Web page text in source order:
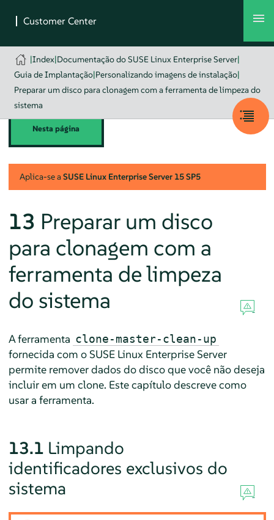
|Index|Documentação do SUSE Linux Enterprise Server|
Guia de Implantação|Personalizando imagens de instalação|
Preparar um disco para clonagem com a ferramenta de limpeza do
sistema
Nesta página
Aplica-se aSUSE Linux Enterprise Server 15 SP5
13 Preparar um disco
para clonagem com a
ferramenta de limpeza
do sistema
A ferramenta clone-master-clean-up
fornecida com o SUSE Linux Enterprise Server
permite remover dados do disco que você não deseja
incluir em um clone. Este capítulo descreve como
usar a ferramenta.
13.1 Limpando
identificadores exclusivos do
sistema